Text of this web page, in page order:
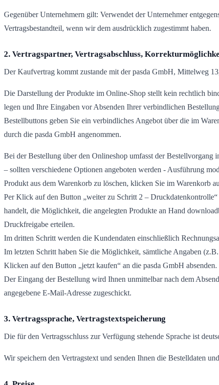
Gegenüber Unternehmern gilt: Verwendet der Unternehmer
Vertragsbestandteil, wenn wir dem ausdrücklich zugestimmt haben.
2. Vertragspartner, Vertragsabschluss,
Der Kaufvertrag kommt zustande mit der pasda GmbH, Mittelweg
Die Darstellung der Produkte im Online-Shop stellt kein rechtlich
legen und Ihre Eingaben vor Absenden Ihrer verbindlichen
Bestellbuttons geben Sie ein verbindliches Angebot über die im
durch die pasda GmbH angenommen.
Bei der Bestellung über den Onlineshop umfasst der Bestellvorgang
– sollten verschiedene Optionen angeboten werden - Ausführung
Produkt aus dem Warenkorb zu löschen, klicken Sie im Warenkorb
Per Klick auf den Button „weiter zu Schritt 2 –
handelt, die Möglichkeit, die angelegten Produkte an Hand
Druckfreigabe erteilen.
Im dritten Schritt werden die Kundendaten einschließlich
Im letzten Schritt haben Sie die Möglichkeit, sämtliche Angaben
Klicken auf den Button „jetzt kaufen“ an die pasda GmbH absenden.
Der Eingang der Bestellung wird Ihnen unmittelbar nach dem
angegebene E-Mail-Adresse zugeschickt.
3. Vertragssprache, Vertragstextspeicherung
Die für den Vertragsschluss zur Verfügung stehende Sprache ist
Wir speichern den Vertragstext und senden Ihnen die Bestelldaten